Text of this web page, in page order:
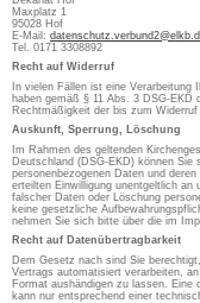
Maxplatz 1
95028 Hof
E-Mail:
Tel. 0171 3308892
Recht auf Widerruf
In vielen Fällen ist eine
haben gemäß § 11 Abs. 3 DSG-
Rechtmäßigkeit der bis zum
Auskunft, Sperrung, Löschung
Im Rahmen des geltenden
Deutschland (DSG-EKD) können Sie
personenbezogenen Daten und
erteilten Einwilligung unentgeltlich
falscher Daten oder Löschung
keine gesetzliche
nehmen Sie sich bitte über die im
Recht auf Datenübertragbarkeit
Dem Gesetz nach sind Sie
Vertrags automatisiert verarbeiten,
Format aushändigen zu lassen. Eine
kann nur entsprechend einer